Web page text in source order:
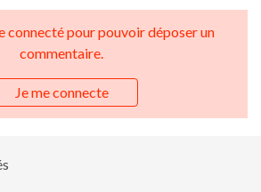
connecté pour pouvoir déposer un
commentaire.
Je me connecte